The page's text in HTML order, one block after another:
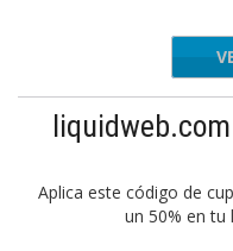
Aplica este código de
un 50% en tu